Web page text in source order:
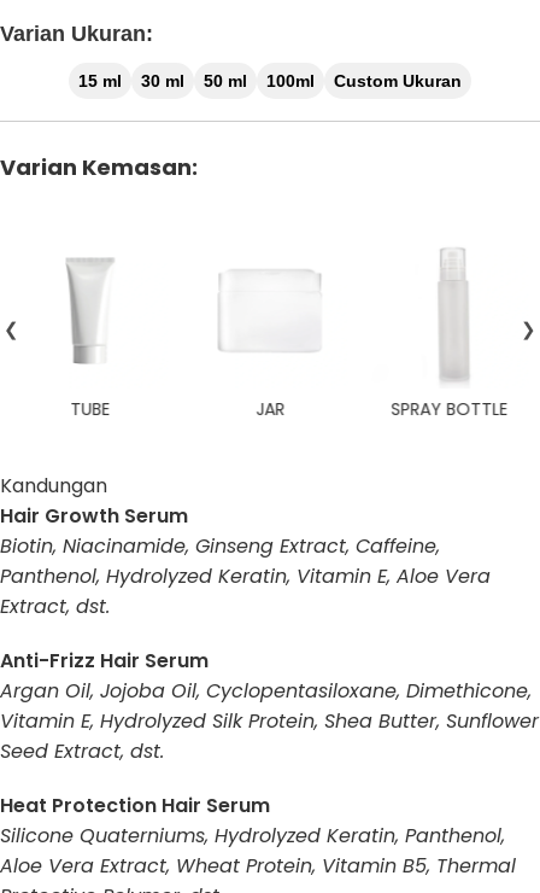
Varian Ukuran:
15 ml 30 ml 50 ml 100ml Custom Ukuran
Varian Kemasan:
JAR SPRAY BOTTLE TRAVEL SIZE
❮ ❯
Kandungan
Hair Growth Serum
Biotin, Niacinamide, Ginseng Extract, Caffeine,
Panthenol, Hydrolyzed Keratin, Vitamin E, Aloe Vera
Extract, dst.
Anti-Frizz Hair Serum
Argan Oil, Jojoba Oil, Cyclopentasiloxane, Dimethicone,
Vitamin E, Hydrolyzed Silk Protein, Shea Butter, Sunflower
Seed Extract, dst.
Heat Protection Hair Serum
Silicone Quaterniums, Hydrolyzed Keratin, Panthenol,
Aloe Vera Extract, Wheat Protein, Vitamin B5, Thermal